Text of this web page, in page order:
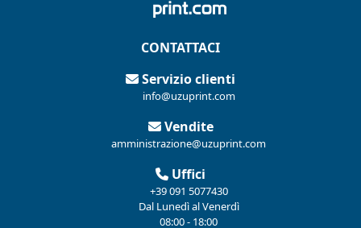
CONTATTACI
Servizio clienti
info@uzuprint.com
Vendite
amministrazione@uzuprint.com
Uffici
+39 091 5077430
Dal Lunedì al Venerdì
08:00 - 18:00